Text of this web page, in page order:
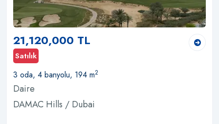
21,120,000 TL
Satılık
3 oda, 4 banyolu, 194 m2
Daire
DAMAC Hills / Dubai